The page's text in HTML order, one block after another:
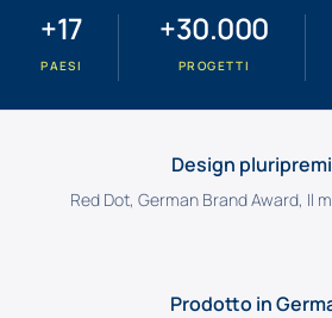
+17
PAESI
+30.000
PROGETTI
Design
Red Dot, German Brand Award, Il
Prodotto in